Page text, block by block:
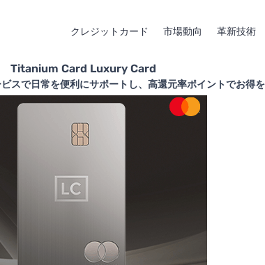
クレジットカード 市場動向 革新技術
Titanium Card Luxury Card
スで日常を便利にサポートし、高還元率ポイントでお得を